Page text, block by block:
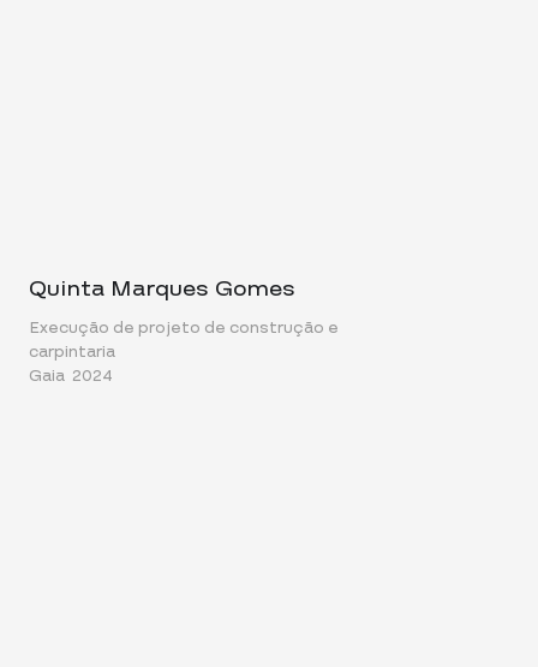
Quinta Marques Gomes
Execução de projeto de construção e
carpintaria
Gaia 2024